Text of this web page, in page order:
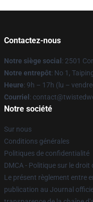
Contactez-nous
Notre siège social : 2501
Notre entrepôt: No 1,
Heure: 9h – 17h (lu –
Courriel :
Notre société
Sur nous
Conditions générales
Politiques de confidentialité
DMCA - Politique sur le droit
Le présent règlement entre
publication au Journal